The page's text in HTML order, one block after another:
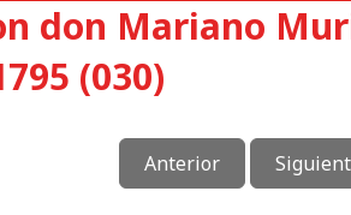
don Mariano
(030)
Anterior